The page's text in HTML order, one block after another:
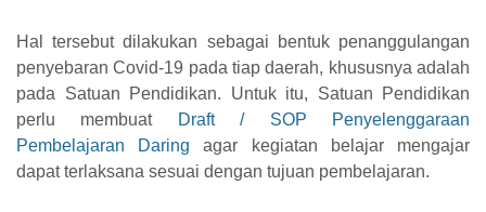
Hal tersebut dilakukan sebagai bentuk penanggulangan
penyebaran Covid-19 pada tiap daerah, khususnya adalah
pada Satuan Pendidikan. Untuk itu, Satuan Pendidikan
perlu membuat
Draft / SOP Penyelenggaraan
Pembelajaran Daring agar kegiatan belajar mengajar
dapat terlaksana sesuai dengan tujuan pembelajaran.